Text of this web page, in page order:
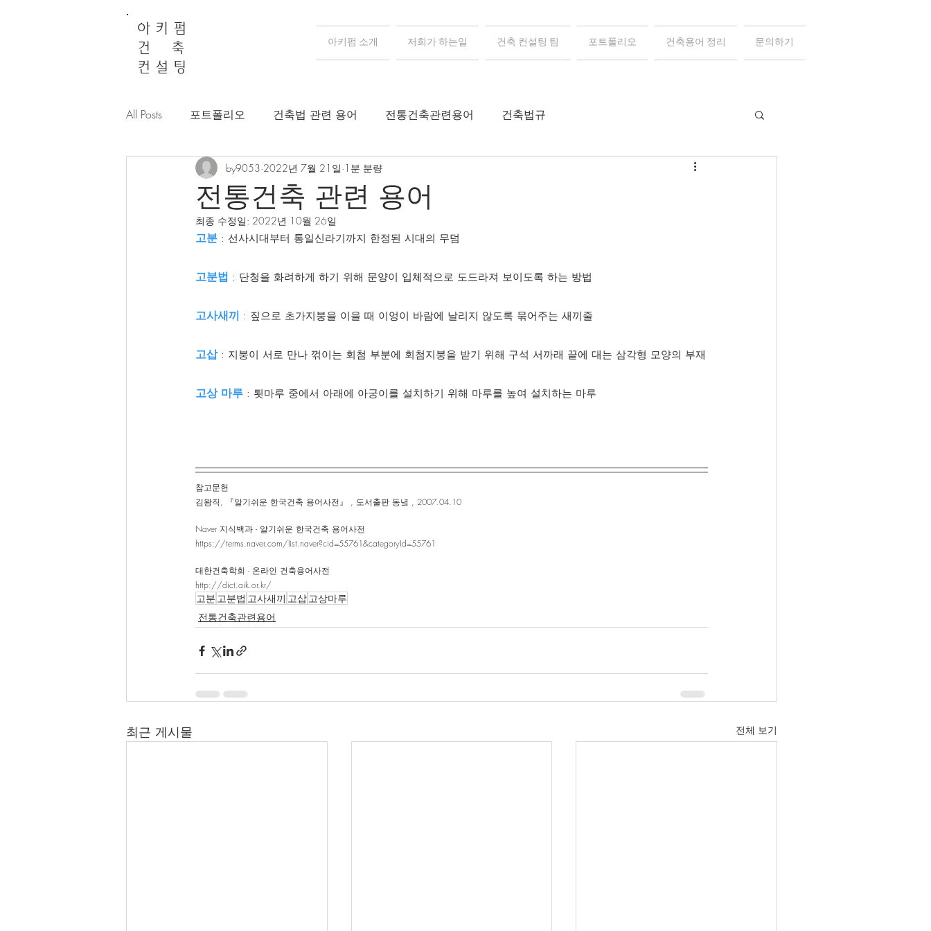
아 키 펌
건 축
컨 설 팅
아키펌 소개 저희가 하는일 건축 컨설팅 팀 포트폴리오 건축용어 정리 문의하기
All Posts 포트폴리오 건축법 관련 용어 전통건축관련용어 건축법규
전통건축 관련 용어
by9053 2022년 7월 21일 1분 분량
최종 수정일: 2022년 10월 26일
고분 : 선사시대부터 통일신라기까지 한정된 시대의 무덤
고분법 : 단청을 화려하게 하기 위해 문양이 입체적으로 도드라져 보이도록 하는 방법
고사새끼 : 짚으로 초가지붕을 이을 때 이엉이 바람에 날리지 않도록 묶어주는 새끼줄
고삽 : 지붕이 서로 만나 꺾이는 회첨 부분에 회첨지붕을 받기 위해 구석 서까래 끝에 대는 삼각형 모양의 부재
고상 마루 : 툇마루 중에서 아래에 아궁이를 설치하기 위해 마루를 높여 설치하는 마루
참고문헌
김왕직, 『알기쉬운 한국건축 용어사전』 , 도서출판 동녘 , 2007.04.10
Naver 지식백과 - 알기쉬운 한국건축 용어사전
https://terms.naver.com/list.naver?cid=55761&categoryId=55761
대한건축학회 - 온라인 건축용어사전
http://dict.aik.or.kr/
고분 고분법 고사새끼 고삽고상마루
전통건축관련용어
최근 게시물 전체 보기